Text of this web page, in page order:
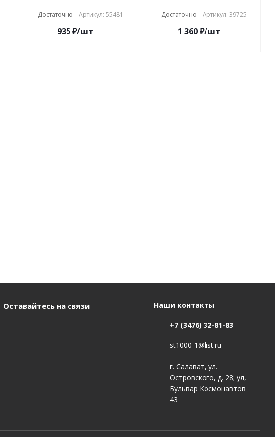
Достаточно Артикул: 55481
935₽/шт
Достаточно Артикул: 39725
1 360₽/шт
Оставайтесь на связи Наши контакты
+7 (3476) 32-81-83
st1000-1@list.ru
г. Салават, ул.
Островского, д. 28; ул,
Бульвар Космонавтов
43